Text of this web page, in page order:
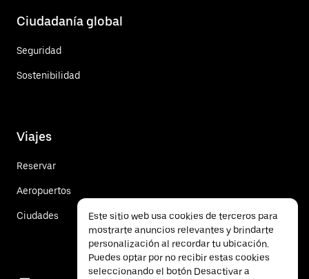
Ciudadanía global
Seguridad
Sostenibilidad
Viajes
Reservar
Aeropuertos
Ciudades
Este sitio web usa cookies de terceros para
mostrarte anuncios relevantes y brindarte
personalización al recordar tu ubicación.
Puedes optar por no recibir estas cookies
seleccionando el botón Desactivar a